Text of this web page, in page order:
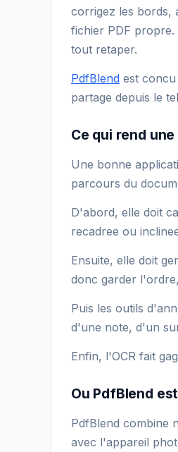
corrigez les bords,
fichier PDF propre.
tout retaper.
PdfBlend est
partage depuis le
Ce qui rend
Une bonne
parcours du
D'abord, elle doit
recadree ou
Ensuite, elle doit
donc garder
Puis les outils
d'une note, d'un
Enfin, l'OCR fait
Ou PdfBlend
PdfBlend combine
avec l'appareil